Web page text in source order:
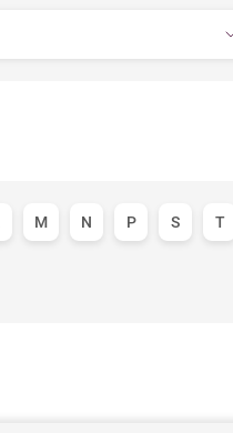
M N P S T